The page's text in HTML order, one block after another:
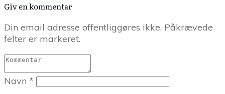
Giv en kommentar
Din email adresse offentliggøres ikke. Påkrævede
felter er markeret.
Navn *